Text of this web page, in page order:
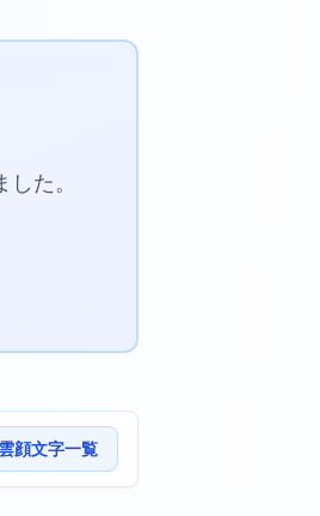
た。
顔文字一覧